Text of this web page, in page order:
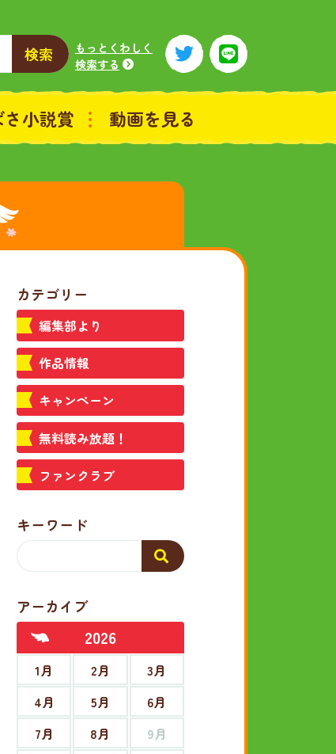
検索
もっとくわしく
検索する
小説賞 動画を見る
カテゴリー
編集部より
作品情報
キャンペーン
無料読み放題！
ファンクラブ
キーワード
アーカイブ
2026
1月 2月
3月
4月
5月
6月
7月
8月
9月